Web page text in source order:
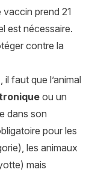
prend 21
est nécessaire.
contre la
faut que l’animal
ou un
dans son
pour les
les animaux
mais